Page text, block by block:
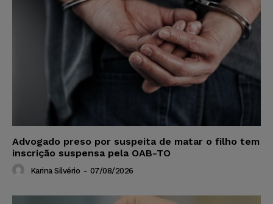
Advogado preso por suspeita de matar o filho tem
inscrição suspensa pela OAB-TO
Karina Silvério - 07/08/2026